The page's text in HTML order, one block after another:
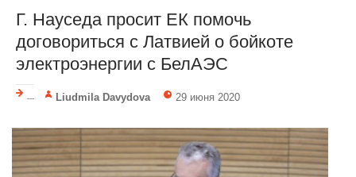
Г. Науседа просит ЕК помочь
договориться с Латвией о бойкоте
электроэнергии с БелАЭС
--- Liudmila Davydova 29 июня 2020